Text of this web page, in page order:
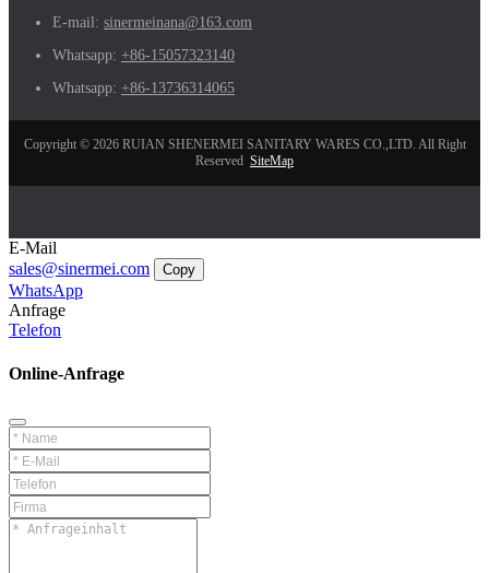
E-mail: sinermeinana@163.com
Whatsapp: +86-15057323140
Whatsapp: +86-13736314065
Copyright © 2026 RUIAN SHENERMEI SANITARY WARES CO.,LTD. All Right
Reserved SiteMap
E-Mail
sales@sinermei.com
Copy
WhatsApp
Anfrage
Telefon
Online-Anfrage